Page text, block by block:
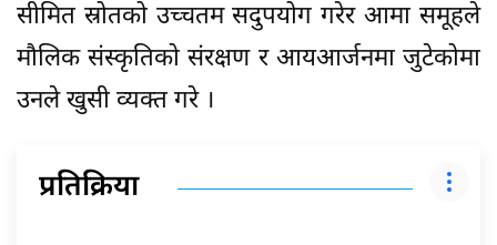
सीमित स्रोतको उच्चतम सदुपयोग गरेर आमा समूहले
मौलिक संस्कृतिको संरक्षण र आयआर्जनमा जुटेकोमा
उनले खुसी व्यक्त गरे ।
प्रतिक्रिया